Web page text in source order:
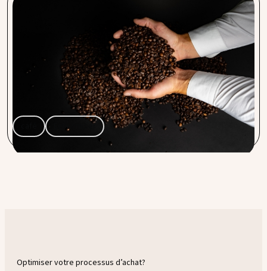
La plateforme d’achat Procent lance le café sous
marque de distributeur.
Communiqué de presse – La plateforme
d’approvisionnement Procent, à laquelle sont affiliés
quelque 11 000 entrepreneurs aux Pays-Bas, en Belgique et
en Allemagne, lance une marque privée de café : Capra Nera.
Économiser
Optimiser votre processus d’achat?